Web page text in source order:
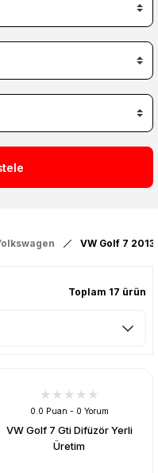
VW Golf 7
Toplam 17 ürün
0.0 Puan - 0 Yorum
VW Golf 7 Gti Difüzör Yerli
Üretim